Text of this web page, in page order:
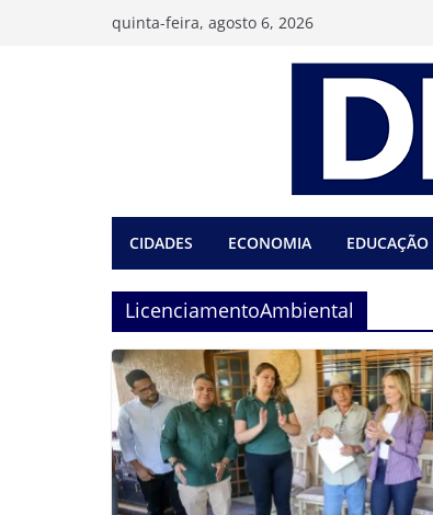
quinta-feira, agosto 6, 2026
CIDADES ECONOMIA EDUCAÇÃO
LicenciamentoAmbiental